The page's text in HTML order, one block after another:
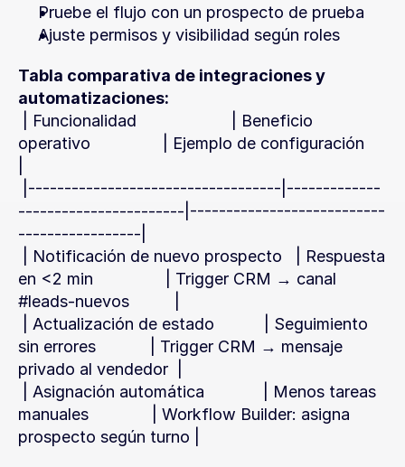
Pruebe el flujo con un prospecto de prueba
Ajuste permisos y visibilidad según roles
Tabla comparativa de integraciones y
automatizaciones:
operativo                | Ejemplo de configuración
-----------------------|---------------------------
-----------------|
en <2 min                | Trigger CRM → canal
#leads-nuevos          |
sin errores            | Trigger CRM → mensaje
privado al vendedor  |
manuales              | Workflow Builder: asigna
prospecto según turno |